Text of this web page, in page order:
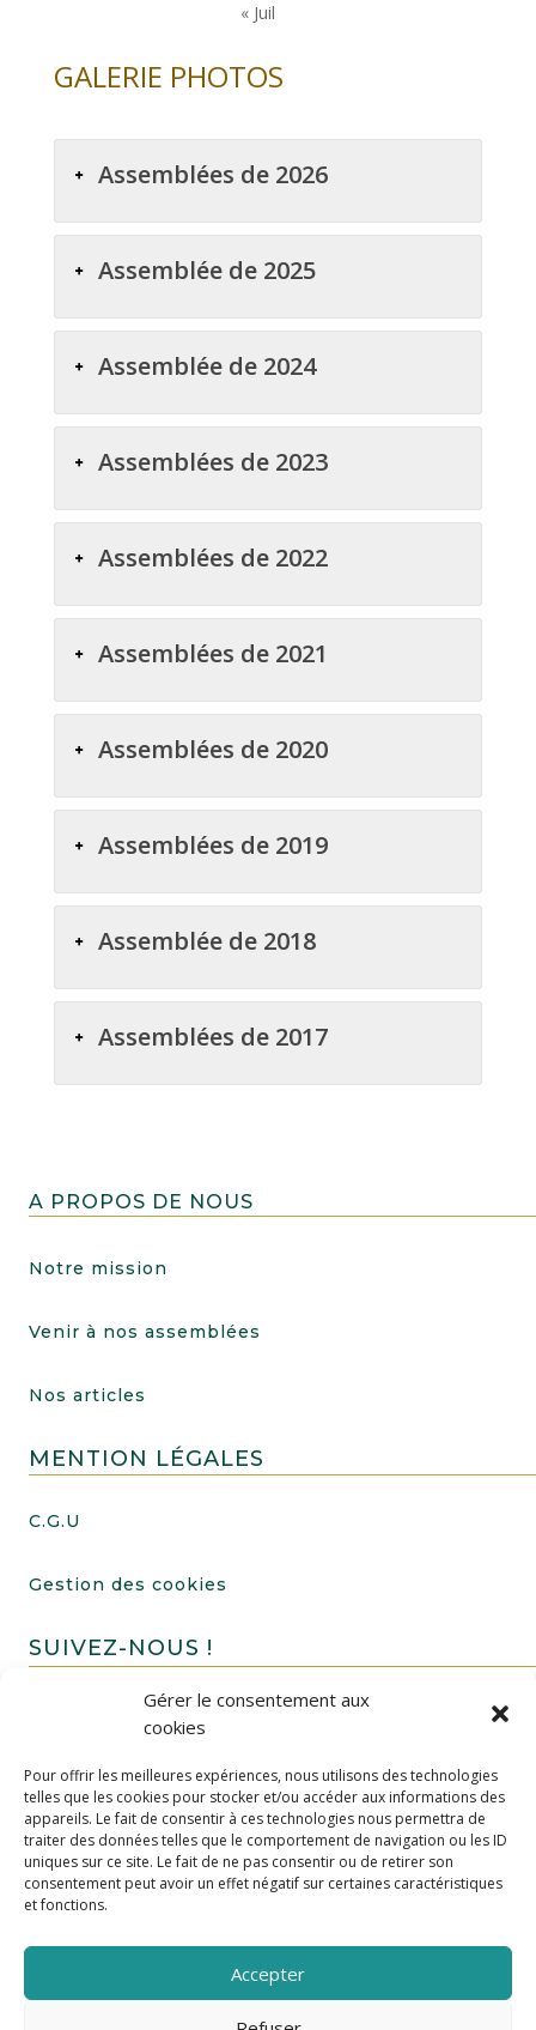
Gérer le consentement aux
cookies
Pour offrir les meilleures expériences, nous utilisons des technologies
telles que les cookies pour stocker et/ou accéder aux informations des
appareils. Le fait de consentir à ces technologies nous permettra de
traiter des données telles que le comportement de navigation ou les ID
uniques sur ce site. Le fait de ne pas consentir ou de retirer son
consentement peut avoir un effet négatif sur certaines caractéristiques
et fonctions.
Accepter
« Juil
GALERIE PHOTOS
Assemblées de 2026
Assemblée de 2025
Assemblée de 2024
Assemblées de 2023
Assemblées de 2022
Assemblées de 2021
Assemblées de 2020
Assemblées de 2019
Assemblée de 2018
Assemblées de 2017
A PROPOS DE NOUS
Notre mission
Venir à nos assemblées
Nos articles
MENTION LÉGALES
C.G.U
Gestion des cookies
SUIVEZ-NOUS !
FAIRE UN DON